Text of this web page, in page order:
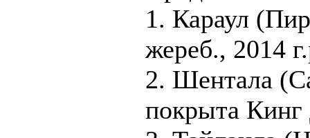
1. Караул
жереб., 2014
2. Шентала
покрыта Кинг